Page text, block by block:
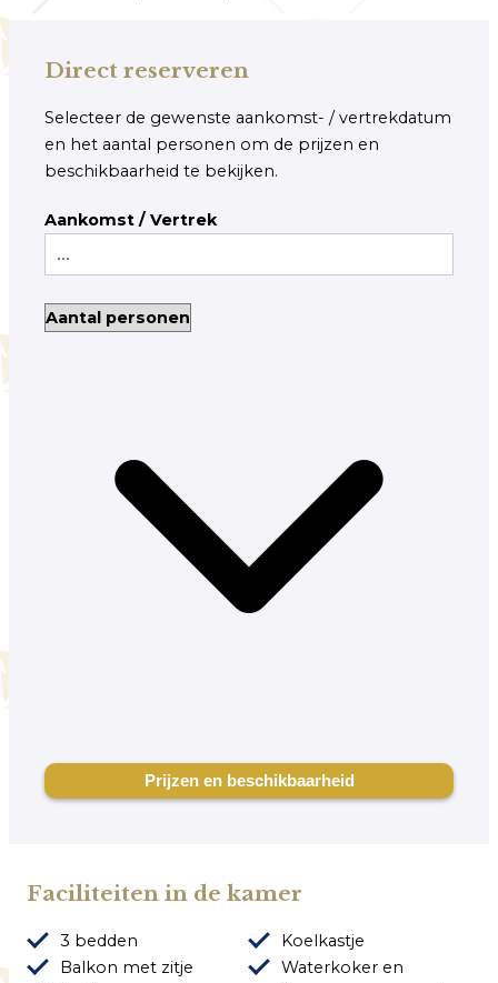
Direct reserveren
Selecteer de gewenste aankomst- / vertrekdatum
en het aantal personen om de prijzen en
beschikbaarheid te bekijken.
Aankomst / Vertrek
Faciliteiten in de kamer
3 bedden
Balkon met zitje
Koelkastje
Waterkoker en